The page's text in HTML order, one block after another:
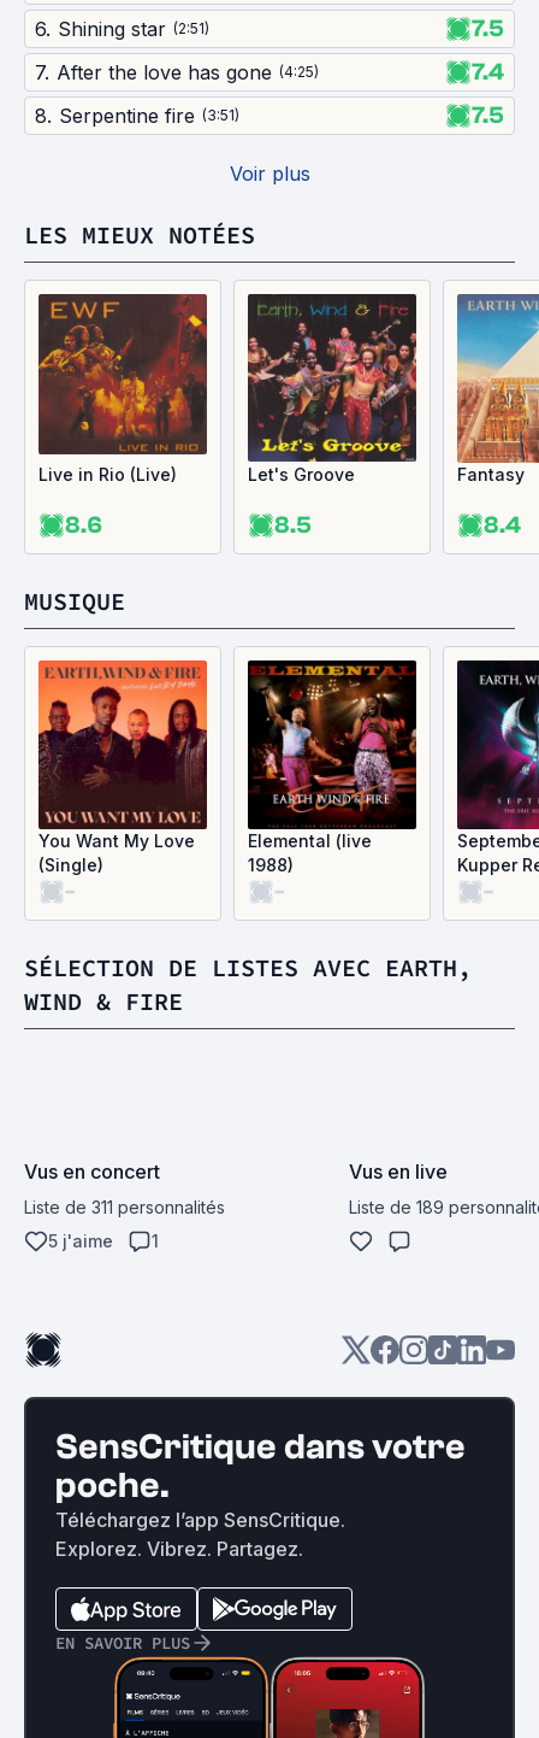
6. Shining star (2:51) 7.5
7. After the love has gone (4:25) 7.4
8. Serpentine fire (3:51) 7.5
Voir plus
LES MIEUX NOTÉES
Live in Rio (Live)
8.6
Let's Groove
8.5
Fantasy
8.4
MUSIQUE
You Want My Love
(Single)
-
Elemental (live
1988)
-
Kupper
-
SÉLECTION DE LISTES AVEC EARTH,
WIND & FIRE
Vus en concert
Liste de 311 personnalités
5 j'aime
1
Vus en live
Liste de 189
SensCritique dans votre
poche.
Téléchargez l’app SensCritique.
Explorez. Vibrez. Partagez.
EN SAVOIR PLUS